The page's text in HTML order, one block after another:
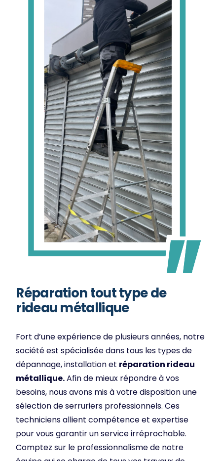
Réparation tout type de
rideau métallique
Fort d’une expérience de plusieurs années, notre
société est spécialisée dans tous les types de
dépannage, installation et réparation rideau
métallique.Afin de mieux répondre à vos
besoins, nous avons mis à votre disposition une
sélection de serruriers professionnels. Ces
techniciens allient compétence et expertise
pour vous garantir un service irréprochable.
Comptez sur le professionnalisme de notre